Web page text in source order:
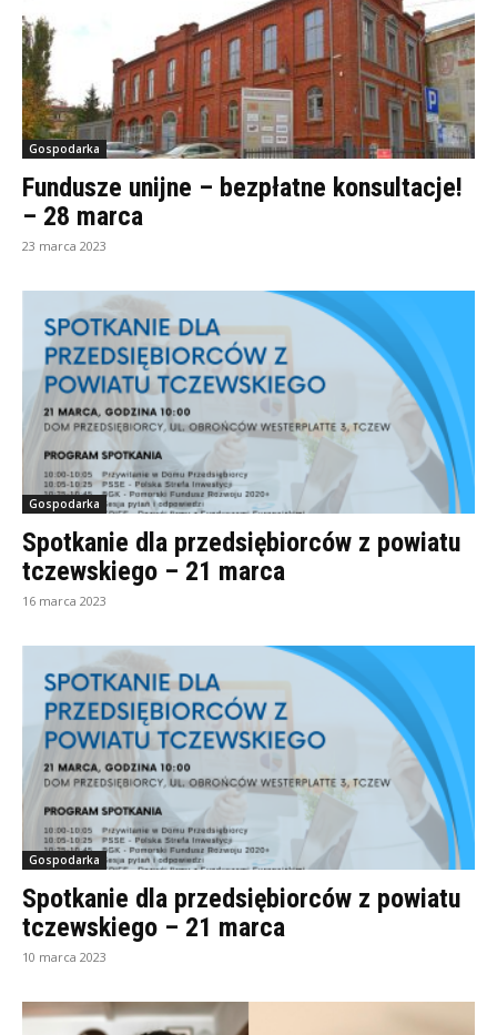
Gospodarka
Fundusze unijne – bezpłatne konsultacje!
– 28 marca
23 marca 2023
Gospodarka
Spotkanie dla przedsiębiorców z powiatu
tczewskiego – 21 marca
16 marca 2023
Gospodarka
Spotkanie dla przedsiębiorców z powiatu
tczewskiego – 21 marca
10 marca 2023